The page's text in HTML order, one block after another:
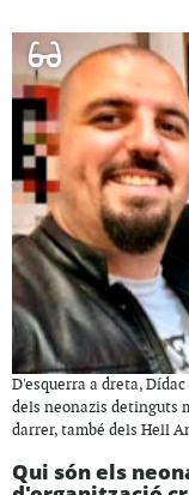
D'esquerra a dreta,
dels neonazis detinguts
darrer, també dels Hell
Qui són els